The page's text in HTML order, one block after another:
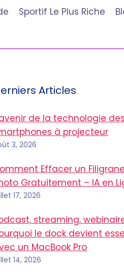
Sportif Le Plus Riche
Articles
de la technologie des
à projecteur
3, 2026
Effacer un
Gratuitement – IA en
17, 2026
streaming,
le dock devient
un MacBook Pro
14, 2026